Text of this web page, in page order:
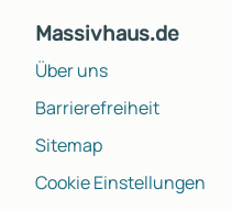
Massivhaus.de
Über uns
Barrierefreiheit
Sitemap
Cookie Einstellungen